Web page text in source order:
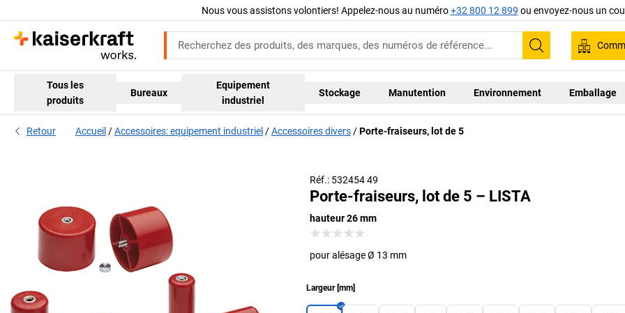
Nous vous assistons volontiers! Appelez-nous au numéro+32 800 12 899 ou envoyez-nous un
Recherche
Tous les
produits
Bureaux
Equipement
industriel
Stockage Manutention Environnement Emballage
Retour Accueil Accessoires: equipement industriel Accessoires divers Porte-fraiseurs, lot de 5
Réf.: 532454 49
Porte-fraiseurs, lot de 5 – LISTA
hauteur 26 mm
pour alésage Ø 13 mm
Largeur[mm]